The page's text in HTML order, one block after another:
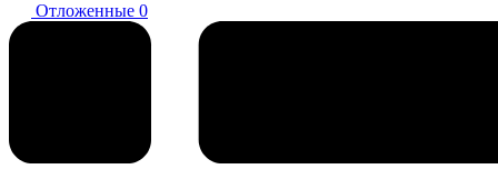
Отложенные 0